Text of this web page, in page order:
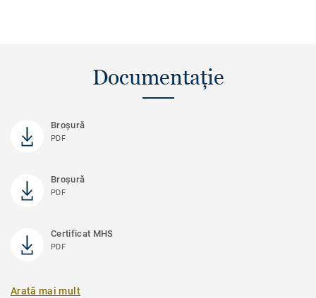
Documentație
Broşură
PDF
Broșură
PDF
Certificat MHS
PDF
Arată mai mult